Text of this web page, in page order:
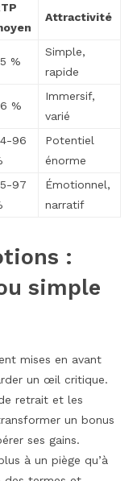
Attractivité
%
Simple,
rapide
%
Immersif,
varié
96
Potentiel
énorme
97
Émotionnel,
narratif
:
simple
mises en avant
un œil critique.
retrait et les
un bonus
ses gains.
à un piège qu’à